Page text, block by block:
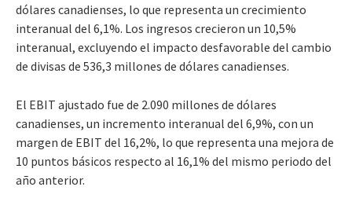
dólares canadienses, lo que representa un crecimiento
interanual del 6,1%. Los ingresos crecieron un 10,5%
interanual, excluyendo el impacto desfavorable del cambio
de divisas de 536,3 millones de dólares canadienses.
El EBIT ajustado fue de 2.090 millones de dólares
canadienses, un incremento interanual del 6,9%, con un
margen de EBIT del 16,2%, lo que representa una mejora de
10 puntos básicos respecto al 16,1% del mismo periodo del
año anterior.